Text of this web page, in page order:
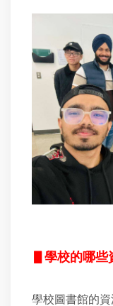
學校的哪些
學校圖書館的